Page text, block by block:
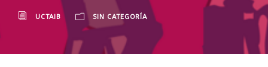
UCTAIB SIN CATEGORÍA